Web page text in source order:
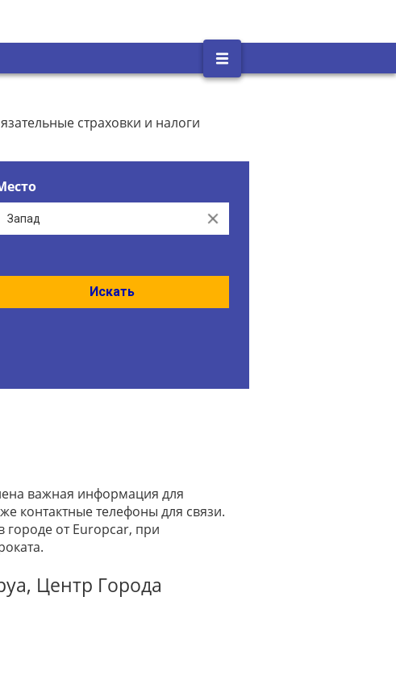
страховки и налоги
Clear
Искать
важная информация для
контактные телефоны для связи.
от Europcar, при
Центр Города